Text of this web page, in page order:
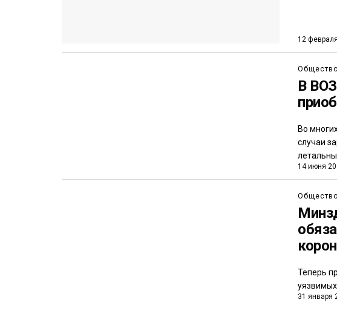
12
Общество
В
Во
случаи
14 июня
Общество
Теперь
уязвимых
31 января